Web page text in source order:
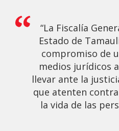
“La Fiscalía
Estado de
compromiso de
medios jurídicos
llevar ante la
que atenten
la vida de las